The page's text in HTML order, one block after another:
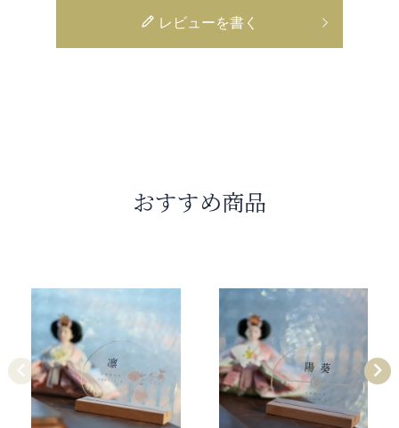
レビューを書く
おすすめ商品